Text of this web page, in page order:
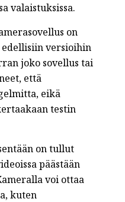
valaistuksissa.
on
versioihin
joko sovellus tai
että
eikä
testin
on tullut
päästään
voi ottaa
kuten